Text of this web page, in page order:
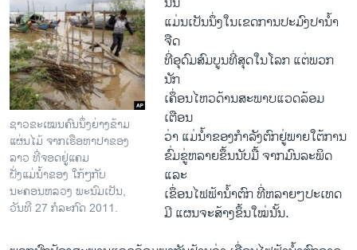
ຊາວຂະເໝນຄົນນງຍາງຂາມ
ແຜນໄມ ຈາກເຮືອຫາປາຂອງ
ລາວ ທຈອດຢູແຄມ
ຝງແມນຂອງ ໃກໆກັບ
ນະຄອນຫລວງ ພະນົມເປັນ,
ວັນທີ 27 ກໍລະກົດ 2011.
ແມ່ນເປັນ​ນຶ່ງ​ໃນ​ເຂດການ​ປະມົງ​ປາ​ນໍ້າ
ຈືດ​
ທີ່​ອຸດົມສົມບູນ​ທີ່​ສຸດ​ໃນ​ໂລກ ​ແຕ່​ພວກ​
ນັກ​
ເຄຶ່ອນ​ໄຫວດ້ານສະພາບ​ແວດ​ລ້ອມ​
ເຕືອນ
ວ່າ ​ແມ່​ນໍ້າ​ຂອງກໍາ​ລັງຕົກ​ຢູ່​ພາຍ​ໃຕ້​ການ
ຂົ່ມຂູ່ຫລາຍຂຶ້ນນັບ​ມື້​ ຈາກ​ມົນ​ລະ​ພິດ​
ແລະ​
ເຂຶ່ອນ​ໄຟຟ້ານໍ້າ​ຕົກ ທີ່ຫລາຍໆ​ປະ​ເທດ​
ມີ ແຜນ​ຈະ​ສ້າງ​ຂຶ້ນ​ໃໝ່ນັ້ນ.